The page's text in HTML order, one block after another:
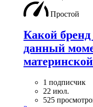
Простой
Какой бренд
данный
1 подписчик
22 июл.
525